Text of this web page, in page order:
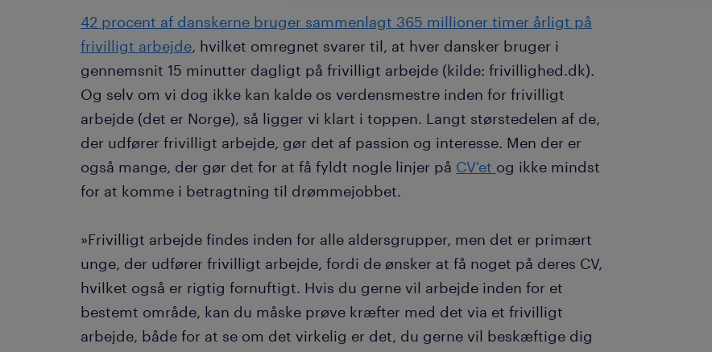
42 procent af danskerne bruger sammenlagt 365 millioner timer årligt på
frivilligt arbejde, hvilket omregnet svarer til, at hver dansker bruger i
gennemsnit 15 minutter dagligt på frivilligt arbejde (kilde: frivillighed.dk).
Og selv om vi dog ikke kan kalde os verdensmestre inden for frivilligt
arbejde (det er Norge), så ligger vi klart i toppen. Langt størstedelen af de,
der udfører frivilligt arbejde, gør det af passion og interesse. Men der er
også mange, der gør det for at få fyldt nogle linjer på CV'et og ikke mindst
for at komme i betragtning til drømmejobbet.
»Frivilligt arbejde findes inden for alle aldersgrupper, men det er primært
unge, der udfører frivilligt arbejde, fordi de ønsker at få noget på deres CV,
hvilket også er rigtig fornuftigt. Hvis du gerne vil arbejde inden for et
bestemt område, kan du måske prøve kræfter med det via et frivilligt
arbejde, både for at se om det virkelig er det, du gerne vil beskæftige dig